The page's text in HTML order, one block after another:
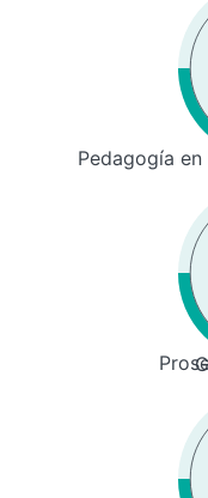
Pedagogía